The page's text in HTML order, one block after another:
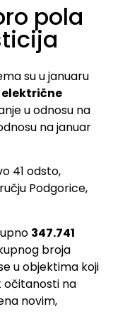
pola
su u januaru
električne
u odnosu na
na januar
41 odsto,
Podgorice,
347.741
broja
u objektima koji
očitanosti na
novim,